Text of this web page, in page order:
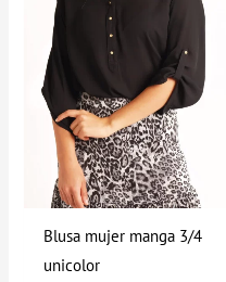
Blusa mujer manga 3/4
unicolor